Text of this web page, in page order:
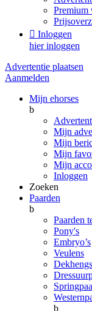
Premium
 Inloggen
hier inloggen
Advertentie plaatsen
Aanmelden
Mijn ehorses
b
Mijn
Mijn
Mijn
Mijn
Inloggen
Zoeken
Paarden
b
Paarden
Pony's
Embryo’s
Veulens
b